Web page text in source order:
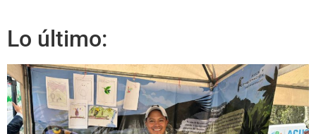
Lo último: